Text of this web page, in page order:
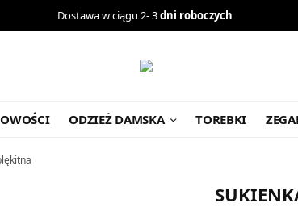
Dostawa w ciągu 2- 3dni roboczych
ODZIEŻ DAMSKA TOREBKI